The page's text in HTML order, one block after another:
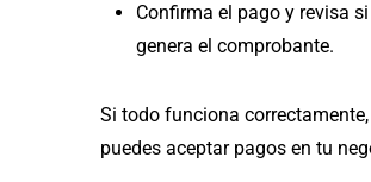
Confirma el pago y revisa
genera el comprobante.
Si todo funciona
puedes aceptar pagos en tu